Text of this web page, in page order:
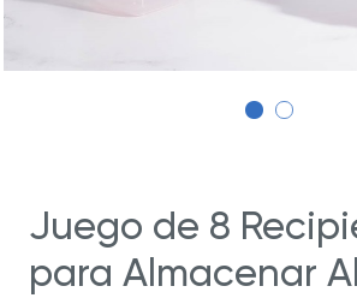
Juego de 8
para Almacenar